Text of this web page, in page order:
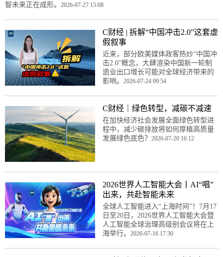
智未来正在成形。 2026-07-27 15:08
C财经 | 拆解“中国冲击2.0”这套虚
假叙事
近来，部分欧美媒体政客热炒“中国冲
击2.0”概念，大肆渲染中国新一轮制
造业出口增长可能对全球经济带来的
影响。 2026-07-24 09:54
C财经｜绿色转型，减碳不减速
在加快经济社会发展全面绿色转型进
程中，减少碳排放将如何厚植高质量
发展绿色底色？ 2026-07-20 16:12
2026世界人工智能大会丨AI“唱”
出来，共赴智能未来
全球人工智能进入“上海时间”！7月17
日至20日，2026世界人工智能大会暨
人工智能全球治理高级别会议将在上
海举行。 2026-07-16 17:30